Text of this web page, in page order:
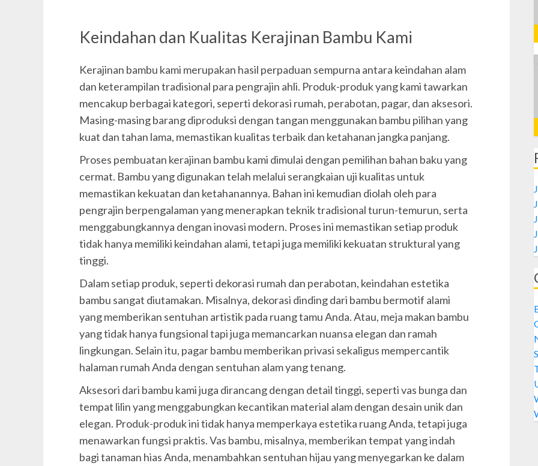
Keindahan dan Kualitas Kerajinan Bambu Kami
Kerajinan bambu kami merupakan hasil perpaduan sempurna antara keindahan alam
dan keterampilan tradisional para pengrajin ahli. Produk-produk yang kami tawarkan
mencakup berbagai kategori, seperti dekorasi rumah, perabotan, pagar, dan aksesori.
Masing-masing barang diproduksi dengan tangan menggunakan bambu pilihan yang
kuat dan tahan lama, memastikan kualitas terbaik dan ketahanan jangka panjang.
Proses pembuatan kerajinan bambu kami dimulai dengan pemilihan bahan baku yang
cermat. Bambu yang digunakan telah melalui serangkaian uji kualitas untuk
memastikan kekuatan dan ketahanannya. Bahan ini kemudian diolah oleh para
pengrajin berpengalaman yang menerapkan teknik tradisional turun-temurun, serta
menggabungkannya dengan inovasi modern. Proses ini memastikan setiap produk
tidak hanya memiliki keindahan alami, tetapi juga memiliki kekuatan struktural yang
tinggi.
Dalam setiap produk, seperti dekorasi rumah dan perabotan, keindahan estetika
bambu sangat diutamakan. Misalnya, dekorasi dinding dari bambu bermotif alami
yang memberikan sentuhan artistik pada ruang tamu Anda. Atau, meja makan bambu
yang tidak hanya fungsional tapi juga memancarkan nuansa elegan dan ramah
lingkungan. Selain itu, pagar bambu memberikan privasi sekaligus mempercantik
halaman rumah Anda dengan sentuhan alam yang tenang.
Aksesori dari bambu kami juga dirancang dengan detail tinggi, seperti vas bunga dan
tempat lilin yang menggabungkan kecantikan material alam dengan desain unik dan
elegan. Produk-produk ini tidak hanya memperkaya estetika ruang Anda, tetapi juga
menawarkan fungsi praktis. Vas bambu, misalnya, memberikan tempat yang indah
bagi tanaman hias Anda, menambahkan sentuhan hijau yang menyegarkan ke dalam